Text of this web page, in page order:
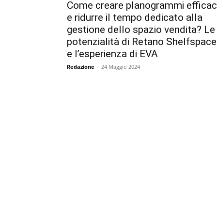
Come creare planogrammi
e ridurre il tempo dedicato alla
gestione dello spazio vendita? Le
potenzialità di Retano Shelfspace
e l’esperienza di EVA
Redazione - 24 Maggio 2024